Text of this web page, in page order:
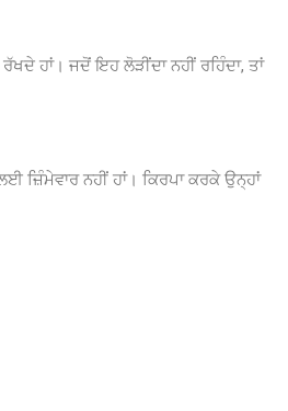
ਹਾਂ। ਜਦੋਂ ਇਹ ਲੋੜੀਂਦਾ ਨਹੀਂ ਰਹਿੰਦਾ, ਤਾਂ
ਜ਼ਿੰਮੇਵਾਰ ਨਹੀਂ ਹਾਂ। ਕਿਰਪਾ ਕਰਕੇ ਉਨ੍ਹਾਂ